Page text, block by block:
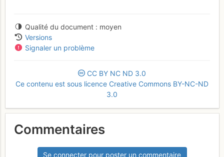
Qualité du document
moyen
Versions
Signaler un problème
CC BY NC ND 3.0
Ce contenu est sous licence Creative Commons BY-NC-ND
3.0
Commentaires
Se connecter pour poster un commentaire